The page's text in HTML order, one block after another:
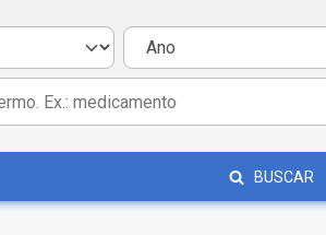
BUSCAR